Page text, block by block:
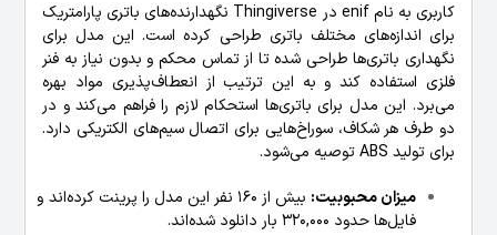
کاربری به نام enif در Thingiverse نگهدارنده‌های باتری پارامتریک
برای اندازه‌های مختلف باتری طراحی کرده است. این مدل برای
نگهداری باتری‌ها طراحی شده تا از تماس محکم و بدون نیاز به فنر
فلزی استفاده کند و به این ترتیب از انعطاف‌پذیری مواد بهره
می‌برد. این مدل برای باتری‌ها استحکام لازم را فراهم می‌کند و در
دو طرف هر شکاف، سوراخ‌هایی برای اتصال سیم‌های الکتریکی دارد.
برای تولید ABS توصیه می‌شود.
میزان محبوبیت:
بیش از 160 نفر این مدل را پرینت کرده‌اند و
فایل‌ها حدود 320,000 بار دانلود شده‌اند.